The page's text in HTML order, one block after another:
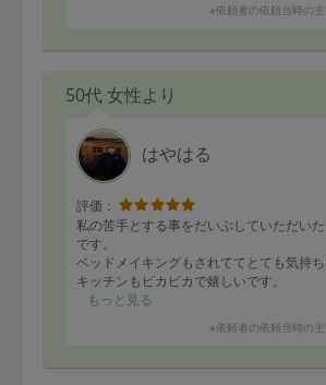
※依頼者の依頼当時の主
50代 女性より
はやはる
評価：
私の苦手とする事をだいぶしていただい
です。
ベッドメイキングもされててとても気持ち
キッチンもピカピカで嬉しいです。
またお願いします。
もっと見る
※依頼者の依頼当時の主